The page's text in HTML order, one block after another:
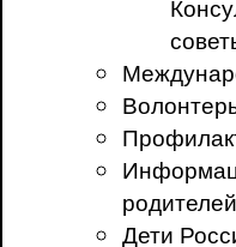
родителей
Дети